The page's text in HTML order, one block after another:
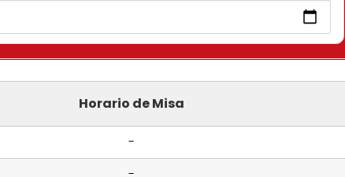
Horario de Misa
-